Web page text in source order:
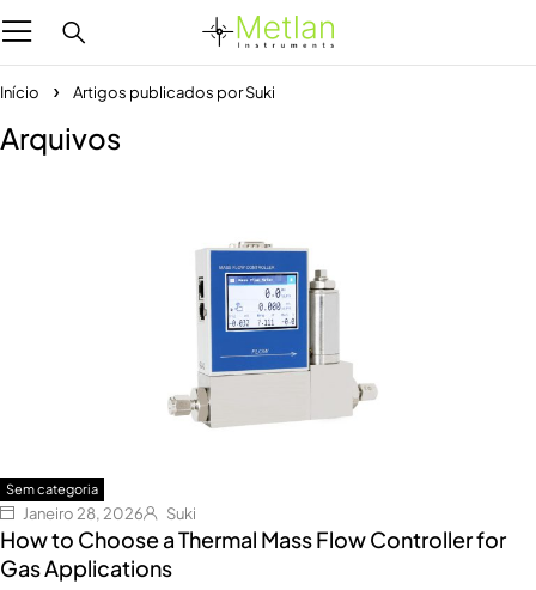
Início Artigos publicados por Suki
Arquivos
Sem categoria
Janeiro 28, 2026 Suki
How to Choose a Thermal Mass Flow Controller for
Gas Applications